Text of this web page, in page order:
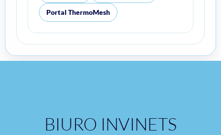
Portal ThermoMesh
BIURO INVINETS